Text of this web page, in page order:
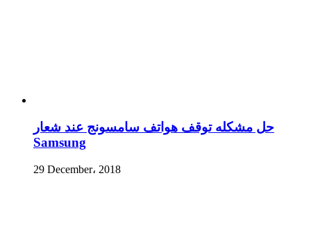
حل مشكله توقف هواتف سامسونج عند شعار
Samsung
29 December، 2018